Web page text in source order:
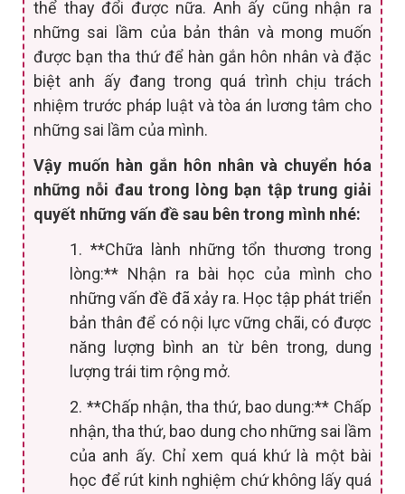
thể thay đổi được nữa. Anh ấy cũng nhận ra
những sai lầm của bản thân và mong muốn
được bạn tha thứ để hàn gắn hôn nhân và đặc
biệt anh ấy đang trong quá trình chịu trách
nhiệm trước pháp luật và tòa án lương tâm cho
những sai lầm của mình.
Vậy muốn hàn gắn hôn nhân và chuyển hóa
những nỗi đau trong lòng bạn tập trung giải
quyết những vấn đề sau bên trong mình nhé:
1. **Chữa lành những tổn thương trong
lòng:** Nhận ra bài học của mình cho
những vấn đề đã xảy ra. Học tập phát triển
bản thân để có nội lực vững chãi, có được
năng lượng bình an từ bên trong, dung
lượng trái tim rộng mở.
2. **Chấp nhận, tha thứ, bao dung:** Chấp
nhận, tha thứ, bao dung cho những sai lầm
của anh ấy. Chỉ xem quá khứ là một bài
học để rút kinh nghiệm chứ không lấy quá